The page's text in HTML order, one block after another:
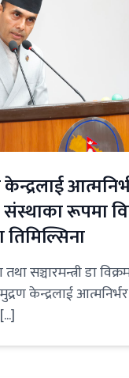
रूपमा
तिमिल्सिना
सञ्चारमन्त्री डा
केन्द्रलाई